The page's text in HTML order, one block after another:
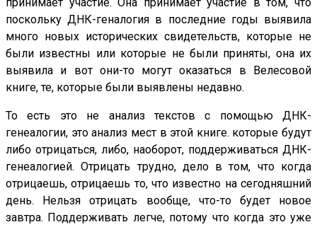
принимает участие. Она принимает участие в том, что
поскольку ДНК-геналогия в последние годы выявила
много новых исторических свидетельств, которые не
были известны или которые не были приняты, она их
выявила и вот они-то могут оказаться в Велесовой
книге, те, которые были выявлены недавно.
То есть это не анализ текстов с помощью ДНК-
генеалогии, это анализ мест в этой книге. которые будут
либо отрицаться, либо, наоборот, поддерживаться ДНК-
генеалогией. Отрицать трудно, дело в том, что когда
отрицаешь, отрицаешь то, что известно на сегодняшний
день. Нельзя отрицать вообще, что-то будет новое
завтра. Поддерживать легче, потому что когда это уже